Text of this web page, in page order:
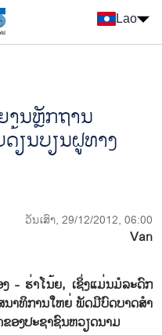
Lao
ານຫຼັກຖານ
ຽນບຽນຝູທາງ
ວັນເສົາ, 29/12/2012, 06:00
Van
- ຮ່າ​ໂນ້ຍ, ເຊິ່ງ​ແມ່ນ​ມໍ​ລະ​ດົກ​
າ​ທິ​ການ​ໃຫ​ຍ່ ພັດ​ມີ​ບົດ​ບາດ​ສຳ​
ອງ​ປະ​ຊາ​ຊົນ​ຫວຽດ​ນາມ